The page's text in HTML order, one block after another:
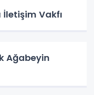
İletişim Vakfı
Ağabeyin